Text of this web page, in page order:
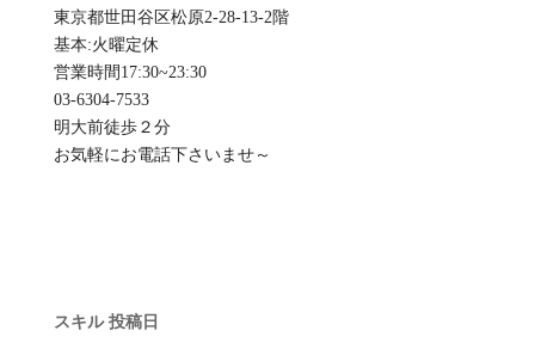
東京都世田谷区松原2-28-13-2階
基本:火曜定休
️営業時間17:30~23:30
03-6304-7533
明大前徒歩２分
お気軽にお電話下さいませ～
スキル 投稿日